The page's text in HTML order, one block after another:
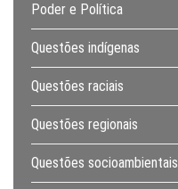
Poder e Política
Questões indígenas
Questões raciais
Questões regionais
Questões socioambientais